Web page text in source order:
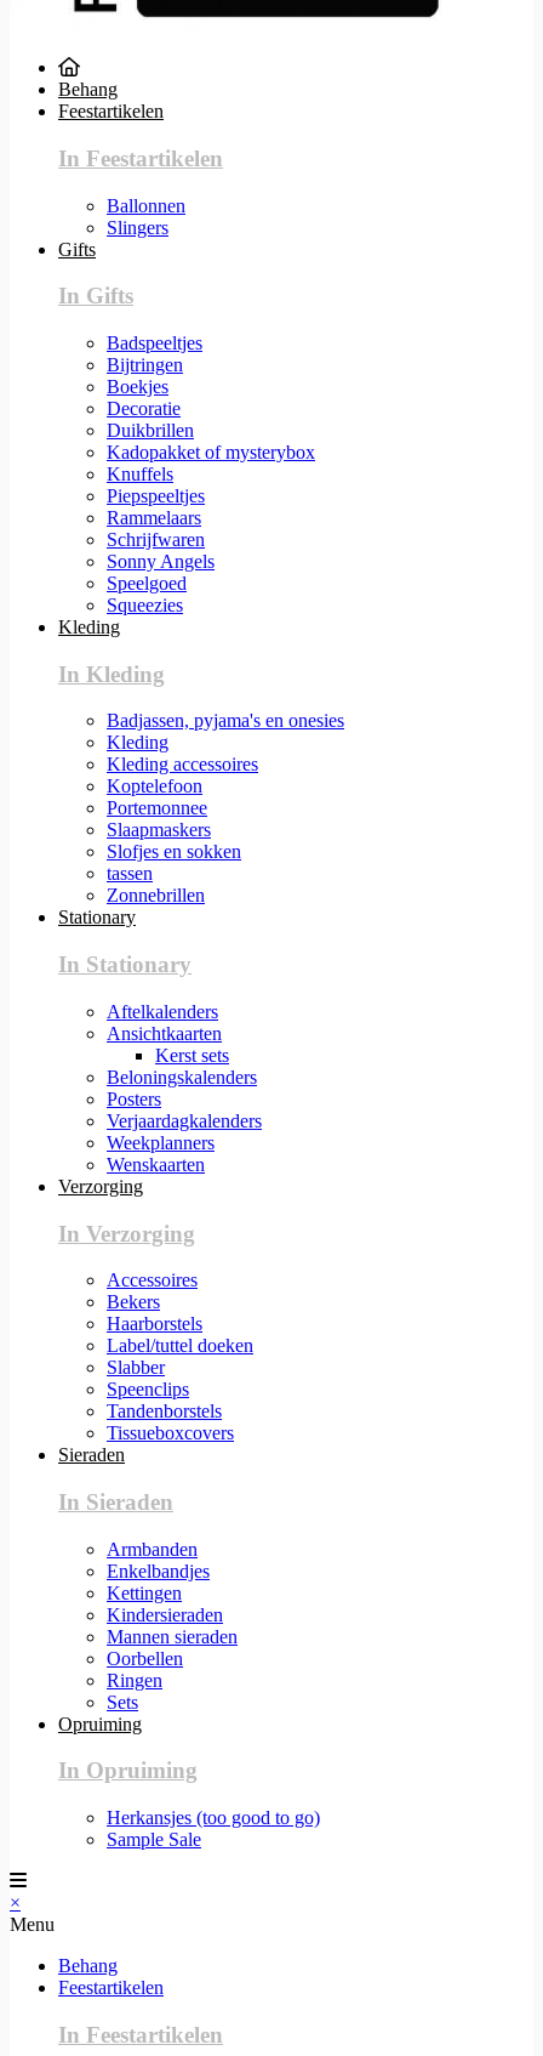
Behang
Feestartikelen
In Feestartikelen
Ballonnen
Slingers
Gifts
In Gifts
Badspeeltjes
Bijtringen
Boekjes
Decoratie
Duikbrillen
Kadopakket of mysterybox
Knuffels
Piepspeeltjes
Rammelaars
Schrijfwaren
Sonny Angels
Speelgoed
Squeezies
Kleding
In Kleding
Badjassen, pyjama's en onesies
Kleding
Kleding accessoires
Koptelefoon
Portemonnee
Slaapmaskers
Slofjes en sokken
tassen
Zonnebrillen
Stationary
In Stationary
Aftelkalenders
Ansichtkaarten
Kerst sets
Beloningskalenders
Posters
Verjaardagkalenders
Weekplanners
Wenskaarten
Verzorging
In Verzorging
Accessoires
Bekers
Haarborstels
Label/tuttel doeken
Slabber
Speenclips
Tandenborstels
Tissueboxcovers
Sieraden
In Sieraden
Armbanden
Enkelbandjes
Kettingen
Kindersieraden
Mannen sieraden
Oorbellen
Ringen
Sets
Opruiming
In Opruiming
Herkansjes (too good to go)
Sample Sale
×
Menu
Behang
Feestartikelen
In Feestartikelen